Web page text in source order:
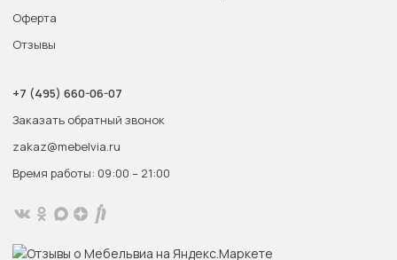
Оферта
Отзывы
+7 (495) 660-06-07
Заказать обратный звонок
zakaz@mebelvia.ru
Время работы: 09:00 – 21:00